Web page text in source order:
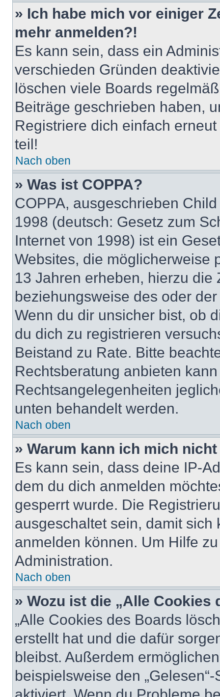
» Ich habe mich vor einiger
mehr anmelden?!
Es kann sein, dass ein
verschieden Gründen
löschen viele Boards
Beiträge geschrieben haben,
Registriere dich einfach
teil!
Nach oben
» Was ist COPPA?
COPPA, ausgeschrieben
1998 (deutsch: Gesetz zum
Internet von 1998) ist ein
Websites, die möglicherweise
13 Jahren erheben, hierzu die
beziehungsweise des oder
Wenn du dir unsicher bist, ob
du dich zu registrieren
Beistand zu Rate. Bitte
Rechtsberatung anbieten
Rechtsangelegenheiten
unten behandelt werden.
Nach oben
» Warum kann ich mich
Es kann sein, dass deine IP-
dem du dich anmelden
gesperrt wurde. Die
ausgeschaltet sein, damit
anmelden können. Um Hilfe
Administration.
Nach oben
» Wozu ist die „Alle
„Alle Cookies des Boards
erstellt hat und die dafür
bleibst. Außerdem
beispielsweise den